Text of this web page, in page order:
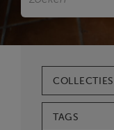
COLLECTIES
TAGS